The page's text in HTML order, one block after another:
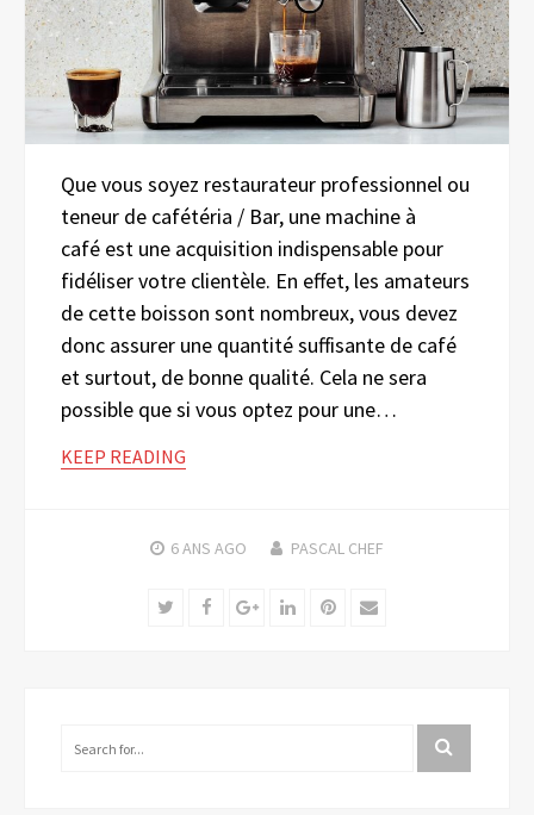
Que vous soyez restaurateur professionnel ou
teneur de cafétéria / Bar, une machine à
café est une acquisition indispensable pour
fidéliser votre clientèle. En effet, les amateurs
de cette boisson sont nombreux, vous devez
donc assurer une quantité suffisante de café
et surtout, de bonne qualité. Cela ne sera
possible que si vous optez pour une…
KEEP READING
6 ANS AGO PASCAL CHEF
TwitterFacebookGoogle+LinkedInPinterest
Email